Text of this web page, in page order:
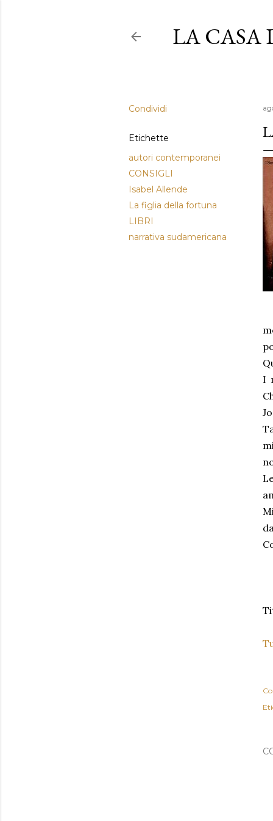
LA
Condividi
Etichette
autori contemporanei
CONSIGLI
Isabel Allende
La figlia della fortuna
LIBRI
narrativa sudamericana
I